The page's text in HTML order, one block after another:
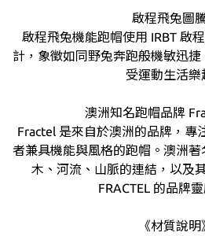
啟程飛兔圖
啟程飛兔機能跑帽使用 IRBT 啟
計，象徵如同野兔奔跑般機敏迅
受運動生活樂
澳洲知名跑帽品牌
Fractel 是來自於澳洲的品牌，專
者兼具機能與風格的跑帽。澳洲
木、河流、山脈的連結，以及
FRACTEL 的品牌
《材質說明